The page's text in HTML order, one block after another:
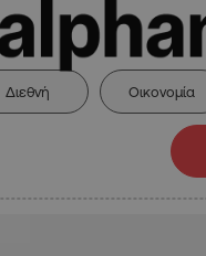
Διεθνή Οικονομία